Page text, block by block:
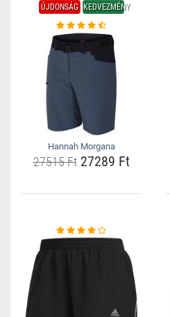
ÚJDONSÁG KEDVEZMÉNY
Hannah Morgana
27515 Ft27289 Ft